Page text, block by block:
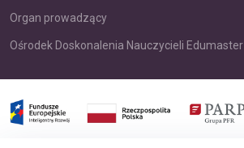
Organ prowadzący
Ośrodek Doskonalenia Nauczycieli Edumaster